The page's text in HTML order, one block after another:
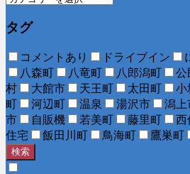
タグ
コメントあり ドライブイン
八森町
八竜町 八郎潟町 公
村
大館市 天王町 太田町 小
町
河辺町 温泉 湯沢市 潟上
市
自販機 若美町 藤里町 西
住宅
飯田川町 鳥海町 鷹巣町
検索